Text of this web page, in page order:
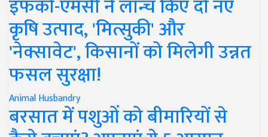
इफको-एमसी ने लॉन्च किए दो नए
कृषि उत्पाद, 'मित्सुकी' और
'नेक्सावेट', किसानों को मिलेगी उन्नत
फसल सुरक्षा!
Animal Husbandry
बरसात में पशुओं को बीमारियों से